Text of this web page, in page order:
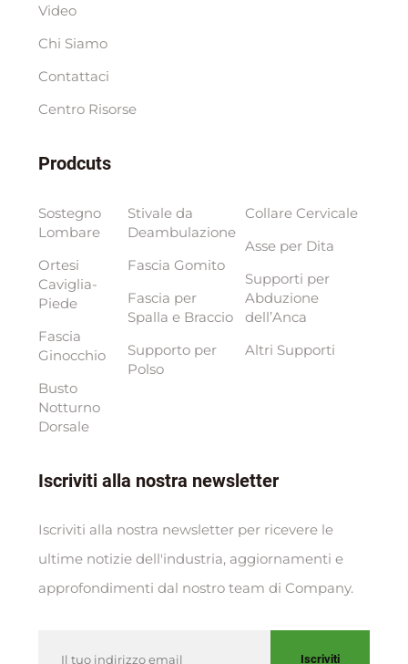
Video
Chi Siamo
Contattaci
Centro Risorse
Prodcuts
Sostegno
Lombare
Ortesi
Caviglia-
Piede
Fascia
Ginocchio
Busto
Notturno
Dorsale
Stivale da
Deambulazione
Fascia Gomito
Fascia per
Spalla e Braccio
Supporto per
Polso
Collare Cervicale
Asse per Dita
Supporti per
Abduzione
dell’Anca
Altri Supporti
Iscriviti alla nostra newsletter
Iscriviti alla nostra newsletter per ricevere le
ultime notizie dell'industria, aggiornamenti e
approfondimenti dal nostro team di Company.
Iscriviti